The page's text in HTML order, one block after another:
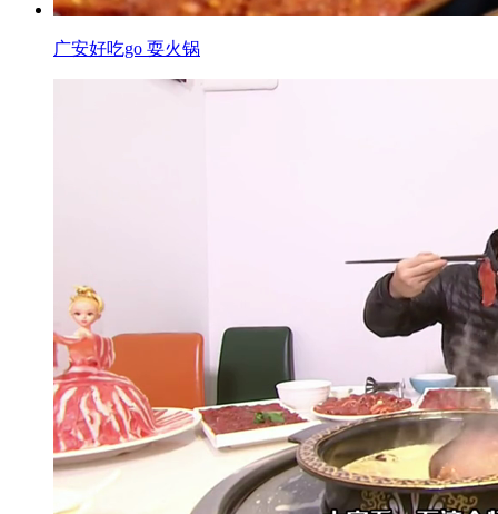
广安好吃go 耍火锅